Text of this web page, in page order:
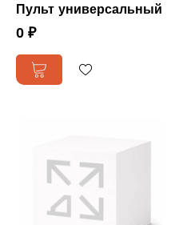
Пульт универсальный
0 ₽